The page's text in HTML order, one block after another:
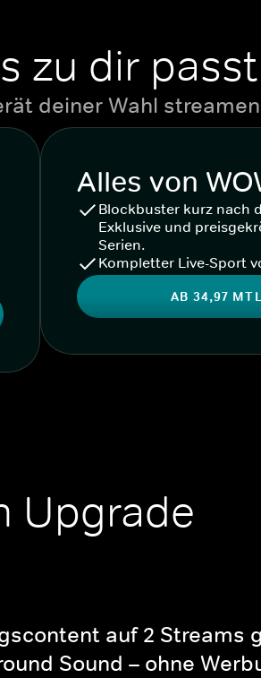
zu dir passt
deiner Wahl streamen
Alles von
Blockbuster kurz nach
Exklusive und
Serien.
Kompletter Live-Sport
AB 34,97
Upgrade
auf 2 Streams
Sound – ohne